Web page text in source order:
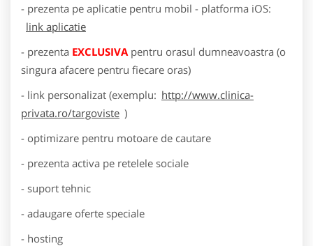
- prezenta pe aplicatie pentru mobil - platforma iOS:
link aplicatie
- prezenta EXCLUSIVA pentru orasul dumneavoastra (o
singura afacere pentru fiecare oras)
- link personalizat (exemplu: http://www.clinica-
privata.ro/targoviste )
- optimizare pentru motoare de cautare
- prezenta activa pe retelele sociale
- suport tehnic
- adaugare oferte speciale
- hosting